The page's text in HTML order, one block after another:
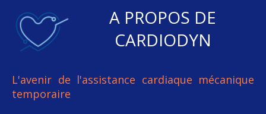
A PROPOS DE
CARDIODYN
L'avenir de l'assistance cardiaque mécanique
temporaire